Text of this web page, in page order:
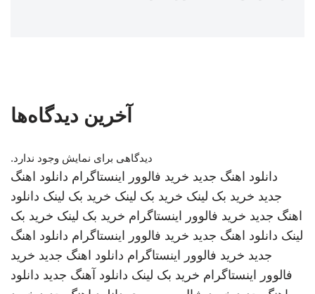
آخرین دیدگاه‌ها
دیدگاهی برای نمایش وجود ندارد.
دانلود اهنگ جدید خرید فالوور اینستاگرام دانلود اهنگ
جدید خرید بک لینک خرید بک لینک خرید بک لینک دانلود
اهنگ جدید خرید فالوور اینستاگرام خرید بک لینک خرید بک
لینک دانلود اهنگ جدید خرید فالوور اینستاگرام دانلود اهنگ
جدید خرید فالوور اینستاگرام دانلود اهنگ جدید خرید
فالوور اینستاگرام خرید بک لینک دانلود آهنگ جدید دانلود